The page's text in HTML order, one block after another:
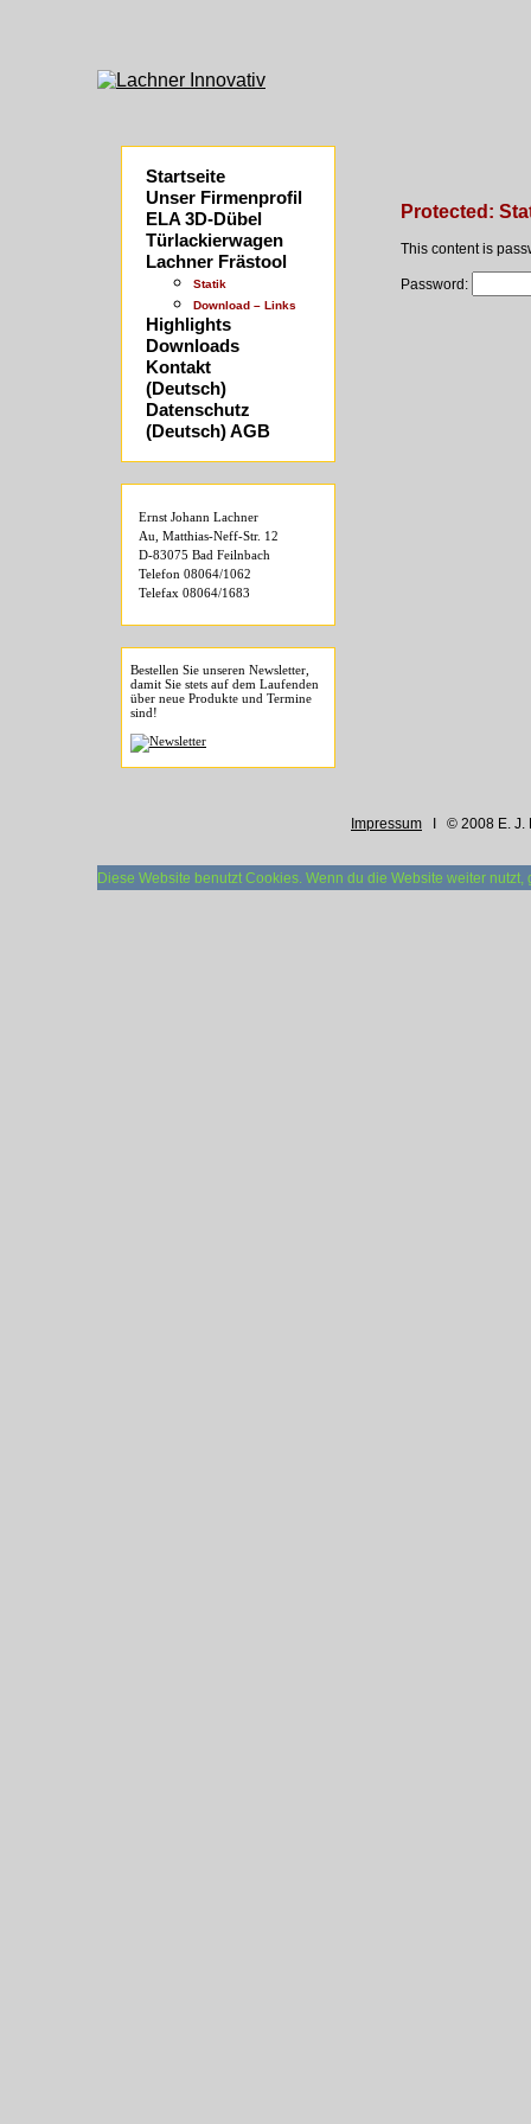
Startseite
Unser Firmenprofil
ELA 3D-Dübel
Türlackierwagen
Lachner Frästool
Statik
Download – Links
Highlights
Downloads
Kontakt
(Deutsch)
Datenschutz
(Deutsch) AGB
Ernst Johann Lachner
Au, Matthias-Neff-Str. 12
D-83075 Bad Feilnbach
Telefon 08064/1062
Telefax 08064/1683
Bestellen Sie unseren Newsletter,
damit Sie stets auf dem Laufenden
über neue Produkte und Termine
sind!
Protected:
This content is
Password:
Impressum I © 2008 E. J.
Diese Website benutzt Cookies. Wenn du die Website weiter